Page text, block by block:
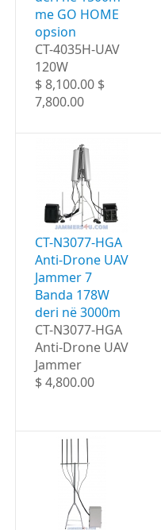
me GO HOME
opsion
CT-4035H-UAV
120W
$ 8,100.00 $
7,800.00
CT-N3077-HGA
Anti-Drone UAV
Jammer 7
Banda 178W
deri në 3000m
CT-N3077-HGA
Anti-Drone UAV
Jammer
$ 4,800.00